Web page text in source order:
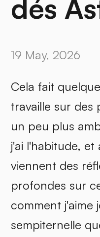
dés
19 May, 2026
Cela fait
travaille sur des
un peu plus
j'ai l'habitude, et
viennent des
profondes sur
comment j'aime
sempiternelle